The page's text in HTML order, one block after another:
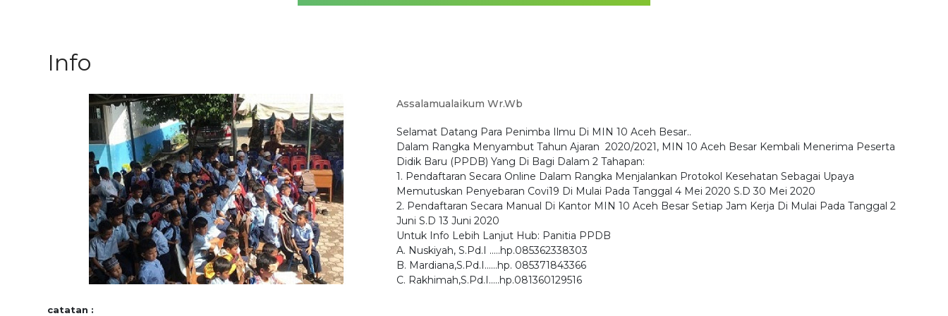
Info
Assalamualaikum Wr.Wb
Selamat Datang Para Penimba Ilmu Di MIN 10 Aceh Besar..
Dalam Rangka Menyambut Tahun Ajaran 2020/2021, MIN 10 Aceh Besar Kembali Menerima Peserta
Didik Baru (PPDB) Yang Di Bagi Dalam 2 Tahapan:
1. Pendaftaran Secara Online Dalam Rangka Menjalankan Protokol Kesehatan Sebagai Upaya
Memutuskan Penyebaran Covi19 Di Mulai Pada Tanggal 4 Mei 2020 S.D 30 Mei 2020
2. Pendaftaran Secara Manual Di Kantor MIN 10 Aceh Besar Setiap Jam Kerja Di Mulai Pada Tanggal 2
Juni S.D 13 Juni 2020
Untuk Info Lebih Lanjut Hub: Panitia PPDB
A. Nuskiyah, S.Pd.I .....hp.085362338303
B. Mardiana,S.Pd.I......hp. 085371843366
C. Rakhimah,S.Pd.I.....hp.081360129516
catatan :